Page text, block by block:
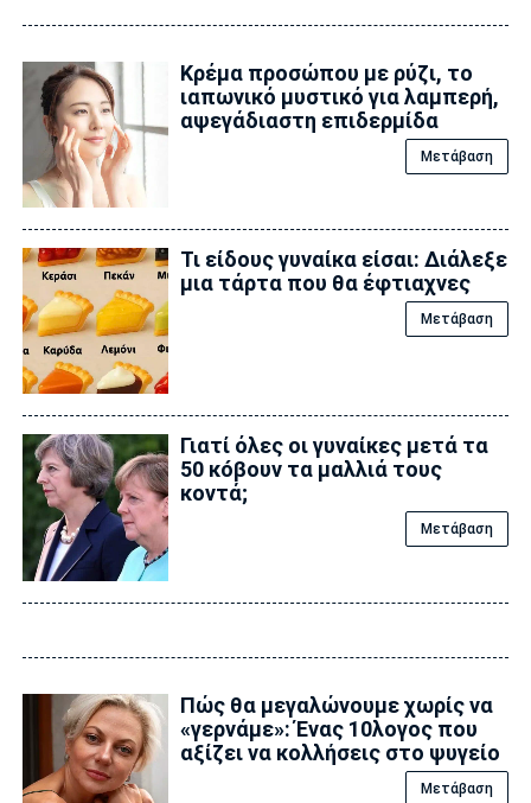
Κρέμα προσώπου με ρύζι, το
ιαπωνικό μυστικό για λαμπερή,
αψεγάδιαστη επιδερμίδα
Μετάβαση
Τι είδους γυναίκα είσαι: Διάλεξε
μια τάρτα που θα έφτιαχνες
Μετάβαση
Γιατί όλες οι γυναίκες μετά τα
50 κóβουν τα μαλλιά τους
κοντά;
Μετάβαση
Πώς θα μεγαλώνουμε χωρίς να
«γερνάμε»: Ένας 10λογος που
αξίζει να κολλήσεις στο ψυγείο
Μετάβαση